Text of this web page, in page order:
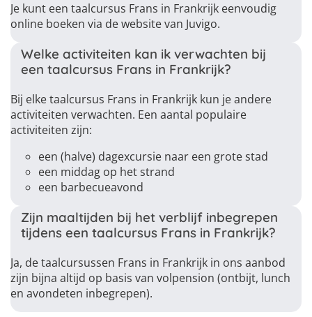
Je kunt een taalcursus Frans in Frankrijk eenvoudig
online boeken via de website van Juvigo.
Welke activiteiten kan ik verwachten bij
een taalcursus Frans in Frankrijk?
Bij elke taalcursus Frans in Frankrijk kun je andere
activiteiten verwachten. Een aantal populaire
activiteiten zijn:
een (halve) dagexcursie naar een grote stad
een middag op het strand
een barbecueavond
Zijn maaltijden bij het verblijf inbegrepen
tijdens een taalcursus Frans in Frankrijk?
Ja, de taalcursussen Frans in Frankrijk in ons aanbod
zijn bijna altijd op basis van volpension (ontbijt, lunch
en avondeten inbegrepen).